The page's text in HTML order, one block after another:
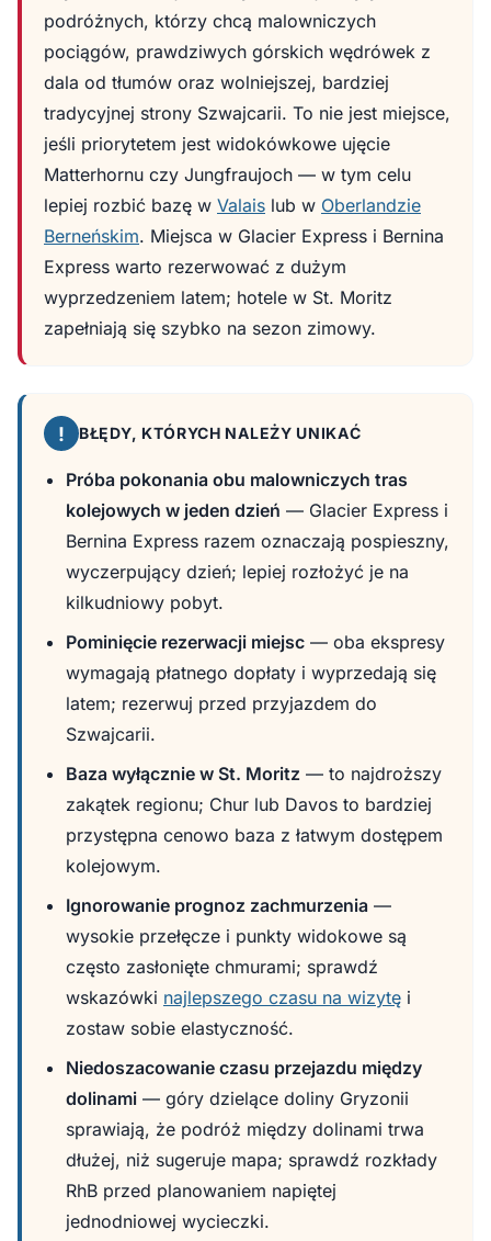
podróżnych, którzy chcą malowniczych
pociągów, prawdziwych górskich wędrówek z
dala od tłumów oraz wolniejszej, bardziej
tradycyjnej strony Szwajcarii. To nie jest miejsce,
jeśli priorytetem jest widokówkowe ujęcie
Matterhornu czy Jungfraujoch — w tym celu
lepiej rozbić bazę w Valais lub w Oberlandzie
Berneńskim. Miejsca w Glacier Express i Bernina
Express warto rezerwować z dużym
wyprzedzeniem latem; hotele w St. Moritz
zapełniają się szybko na sezon zimowy.
! BŁĘDY, KTÓRYCH NALEŻY UNIKAĆ
Próba pokonania obu malowniczych tras
kolejowych w jeden dzień — Glacier Express i
Bernina Express razem oznaczają pospieszny,
wyczerpujący dzień; lepiej rozłożyć je na
kilkudniowy pobyt.
Pominięcie rezerwacji miejsc — oba ekspresy
wymagają płatnego dopłaty i wyprzedają się
latem; rezerwuj przed przyjazdem do
Szwajcarii.
Baza wyłącznie w St. Moritz — to najdroższy
zakątek regionu; Chur lub Davos to bardziej
przystępna cenowo baza z łatwym dostępem
kolejowym.
Ignorowanie prognoz zachmurzenia —
wysokie przełęcze i punkty widokowe są
często zasłonięte chmurami; sprawdź
wskazówki najlepszego czasu na wizytę i
zostaw sobie elastyczność.
Niedoszacowanie czasu przejazdu między
dolinami — góry dzielące doliny Gryzonii
sprawiają, że podróż między dolinami trwa
dłużej, niż sugeruje mapa; sprawdź rozkłady
RhB przed planowaniem napiętej
jednodniowej wycieczki.